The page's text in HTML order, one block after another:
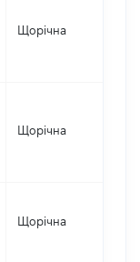
Щорічна
Щорічна
Щорічна